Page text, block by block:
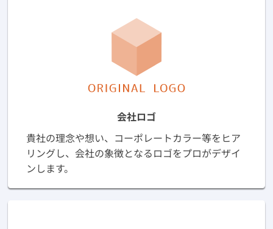
会社ロゴ
貴社の理念や想い、コーポレートカラー等をヒア
リングし、会社の象徴となるロゴをプロがデザイ
ンします。